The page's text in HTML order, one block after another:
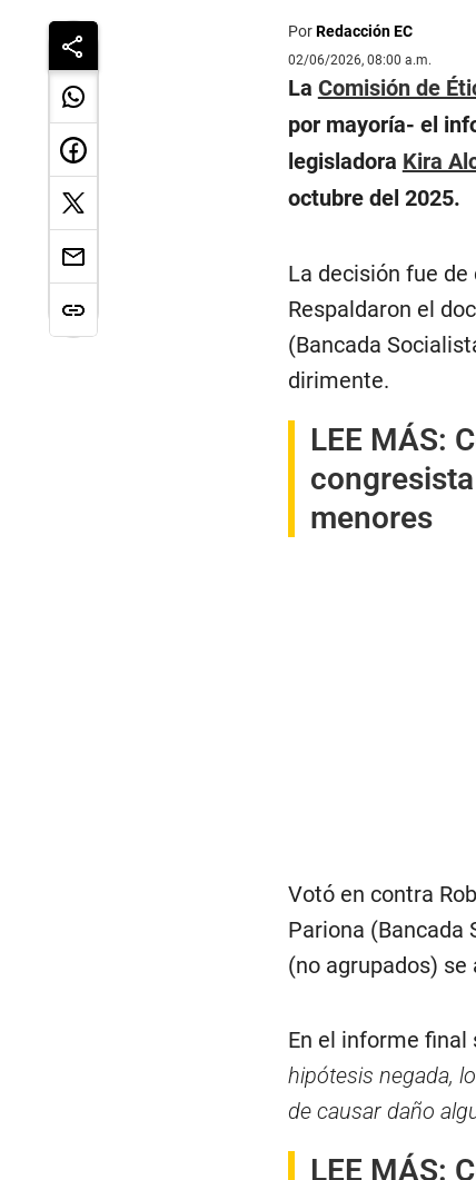
PorRedacción EC
02/06/2026, 08:00 a.m.
La Comisión de
por mayoría- el
legisladora Kira
octubre del 2025.
La decisión fue
Respaldaron el
(Bancada
dirimente.
LEE MÁS:
menores
Votó en contra
Pariona (Bancada
(no agrupados) se
En el informe final
hipótesis negada,
de causar daño
LEE MÁS: